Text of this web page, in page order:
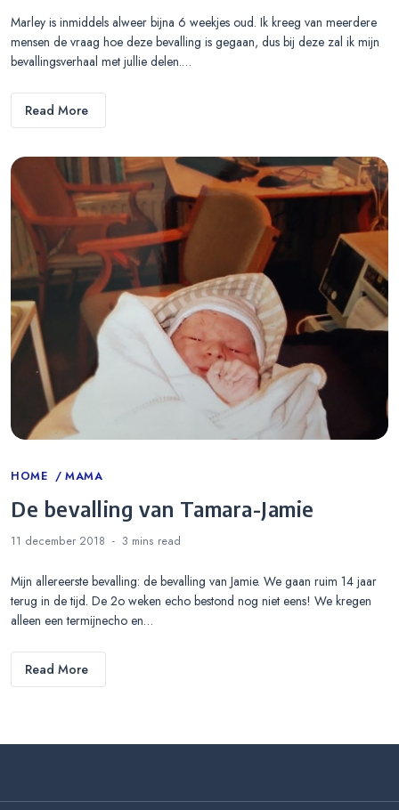
Marley is inmiddels alweer bijna 6 weekjes oud. Ik kreeg van meerdere
mensen de vraag hoe deze bevalling is gegaan, dus bij deze zal ik mijn
bevallingsverhaal met jullie delen.…
Read More
Categories
HOME MAMA
De bevalling van Tamara-Jamie
11 december 2018 3 mins read
Mijn allereerste bevalling: de bevalling van Jamie. We gaan ruim 14 jaar
terug in de tijd. De 2o weken echo bestond nog niet eens! We kregen
alleen een termijnecho en…
Read More